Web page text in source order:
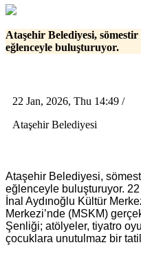
Ataşehir Belediyesi,
eğlenceyle buluşturuyor.
22 Jan, 2026, Thu 14:49 /
Ataşehir Belediyesi
Ataşehir Belediyesi,
eğlenceyle buluşturuyor.
İnal Aydınoğlu Kültür
Merkezi’nde (MSKM)
Şenliği; atölyeler, tiyatro
çocuklara unutulmaz bir